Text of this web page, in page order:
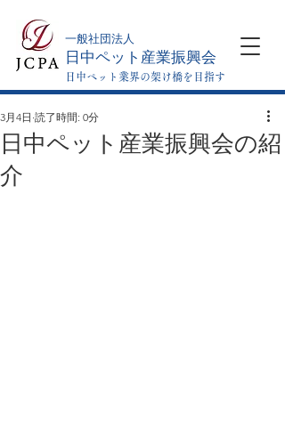
​一般社団法人
日中ペット産業振興会
日中ペット業界の架け橋を目指す
日中ペット産業振興会の紹
介
3月4日 読了時間: 0分